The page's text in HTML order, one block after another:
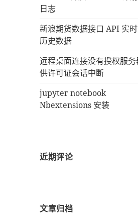
日志
新浪期货数据接口 API 实
历史数据
远程桌面连接没有授权服务
供许可证会话中断
jupyter notebook
Nbextensions 安装
近期评论
文章归档